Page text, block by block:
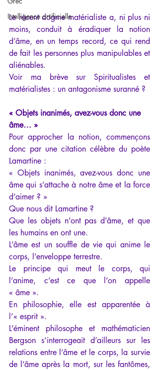
Intelligence artificielle
Le récent dogme matérialiste a, ni plus ni
moins, conduit à éradiquer la notion
d’âme, en un temps record, ce qui rend
de fait les personnes plus manipulables et
aliénables.
Voir ma brève sur Spiritualistes et
matérialistes : un antagonisme suranné ?
« Objets inanimés, avez-vous donc une
âme… »
Pour approcher la notion, commençons
donc par une citation célèbre du poète
Lamartine :
« Objets inanimés, avez-vous donc une
âme qui s’attache à notre âme et la force
d’aimer ? »
Que nous dit Lamartine ?
Que les objets n’ont pas d’âme, et que
les humains en ont une.
L’âme est un souffle de vie qui anime le
corps, l’enveloppe terrestre.
Le principe qui meut le corps, qui
l’anime, c’est ce que l’on appelle
« âme ».
En philosophie, elle est apparentée à
l’« esprit ».
L’éminent philosophe et mathématicien
Bergson s’interrogeait d’ailleurs sur les
relations entre l’âme et le corps, la survie
de l’âme après la mort, sur les fantômes,